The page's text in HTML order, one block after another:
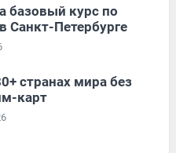
базовый курс по
Санкт-Петербурге
странах мира без
карт